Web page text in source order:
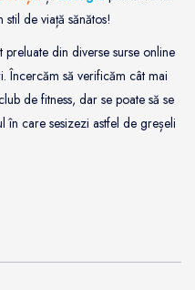
de viață sănătos!
preluate din diverse surse online
Încercăm să verificăm cât mai
de fitness, dar se poate să se
în care sesizezi astfel de greșeli